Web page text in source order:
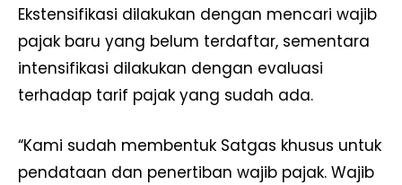
Ekstensifikasi dilakukan dengan mencari wajib
pajak baru yang belum terdaftar, sementara
intensifikasi dilakukan dengan evaluasi
terhadap tarif pajak yang sudah ada.
“Kami sudah membentuk Satgas khusus untuk
pendataan dan penertiban wajib pajak. Wajib